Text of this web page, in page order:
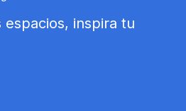
espacios, inspira tu